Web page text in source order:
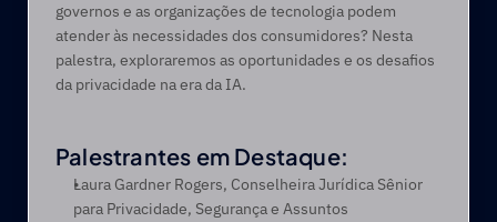
governos e as organizações de tecnologia podem
atender às necessidades dos consumidores? Nesta
palestra, exploraremos as oportunidades e os desafios
da privacidade na era da IA.
Palestrantes em Destaque:
Laura Gardner Rogers, Conselheira Jurídica Sênior
para Privacidade, Segurança e Assuntos